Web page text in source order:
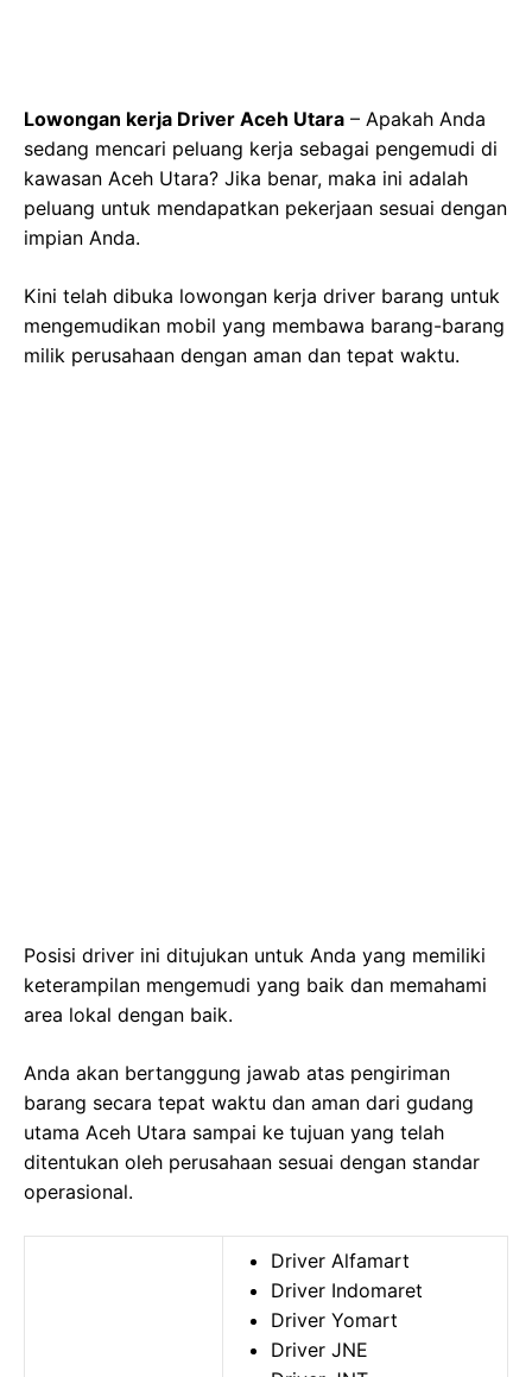
Lowongan kerja Driver Aceh Utara – Apakah Anda
sedang mencari peluang kerja sebagai pengemudi di
kawasan Aceh Utara? Jika benar, maka ini adalah
peluang untuk mendapatkan pekerjaan sesuai dengan
impian Anda.
Kini telah dibuka lowongan kerja driver barang untuk
mengemudikan mobil yang membawa barang-barang
milik perusahaan dengan aman dan tepat waktu.
Posisi driver ini ditujukan untuk Anda yang memiliki
keterampilan mengemudi yang baik dan memahami
area lokal dengan baik.
Anda akan bertanggung jawab atas pengiriman
barang secara tepat waktu dan aman dari gudang
utama Aceh Utara sampai ke tujuan yang telah
ditentukan oleh perusahaan sesuai dengan standar
operasional.
Driver Alfamart
Driver Indomaret
Driver Yomart
Driver JNE